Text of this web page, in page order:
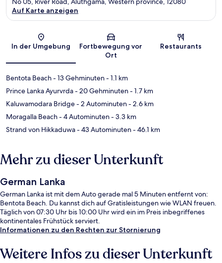
Karte
Auf Karte anzeigen
In der Umgebung
Fortbewegung vor
Ort
Restaurants
Bentota Beach- 13 Gehminuten- 1.1 km
Prince Lanka Ayurvrda- 20 Gehminuten- 1.7 km
Kaluwamodara Bridge- 2 Autominuten- 2.6 km
Moragalla Beach- 4 Autominuten- 3.3 km
Strand von Hikkaduwa- 43 Autominuten- 46.1 km
Mehr zu dieser Unterkunft
German Lanka
German Lanka ist mit dem Auto gerade mal 5 Minuten entfernt von:
Bentota Beach. Du kannst dich auf Gratisleistungen wie WLAN freuen.
Täglich von 07:30 Uhr bis 10:00 Uhr wird ein im Preis inbegriffenes
kontinentales Frühstück serviert.
Informationen zu den Rechten zur Stornierung
Weitere Infos zu dieser Unterkunft